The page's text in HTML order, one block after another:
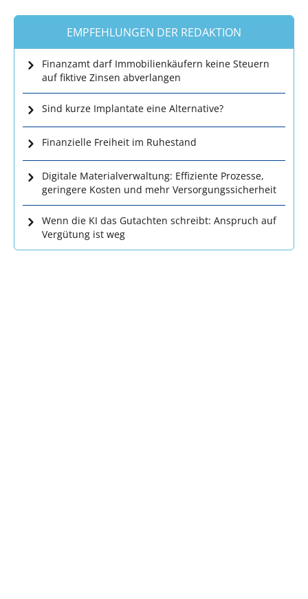
EMPFEHLUNGEN DER REDAKTION
Finanzamt darf Immobilienkäufern keine Steuern
auf fiktive Zinsen abverlangen
Sind kurze Implantate eine Alternative?
Finanzielle Freiheit im Ruhestand
Digitale Materialverwaltung: Effiziente Prozesse,
geringere Kosten und mehr Versorgungssicherheit
Wenn die KI das Gutachten schreibt: Anspruch auf
Vergütung ist weg